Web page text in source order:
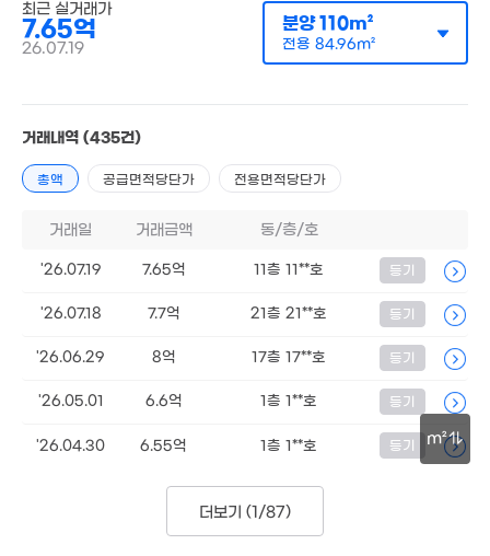
매매 7억 7000만원
85m²
1만
m²
최근 실거래가
7.65억
26.07.19
분양110m²
전용 84.96m²
거래내역 (435건)
총액 공급면적당단가 전용면적당단가
거래일 거래금액 동/층/호
'26.07.19 7.65억 11층 11**호 등기
'26.07.18 7.7억 21층 21**호 등기
'26.06.29 8억 17층 17**호 등기
'26.05.01 6.6억 1층 1**호 등기
'26.04.30 6.55억 1층 1**호 등기
더보기 (1/87)